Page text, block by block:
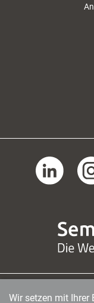
managerSeminare
Wir setzen mit Ihrer